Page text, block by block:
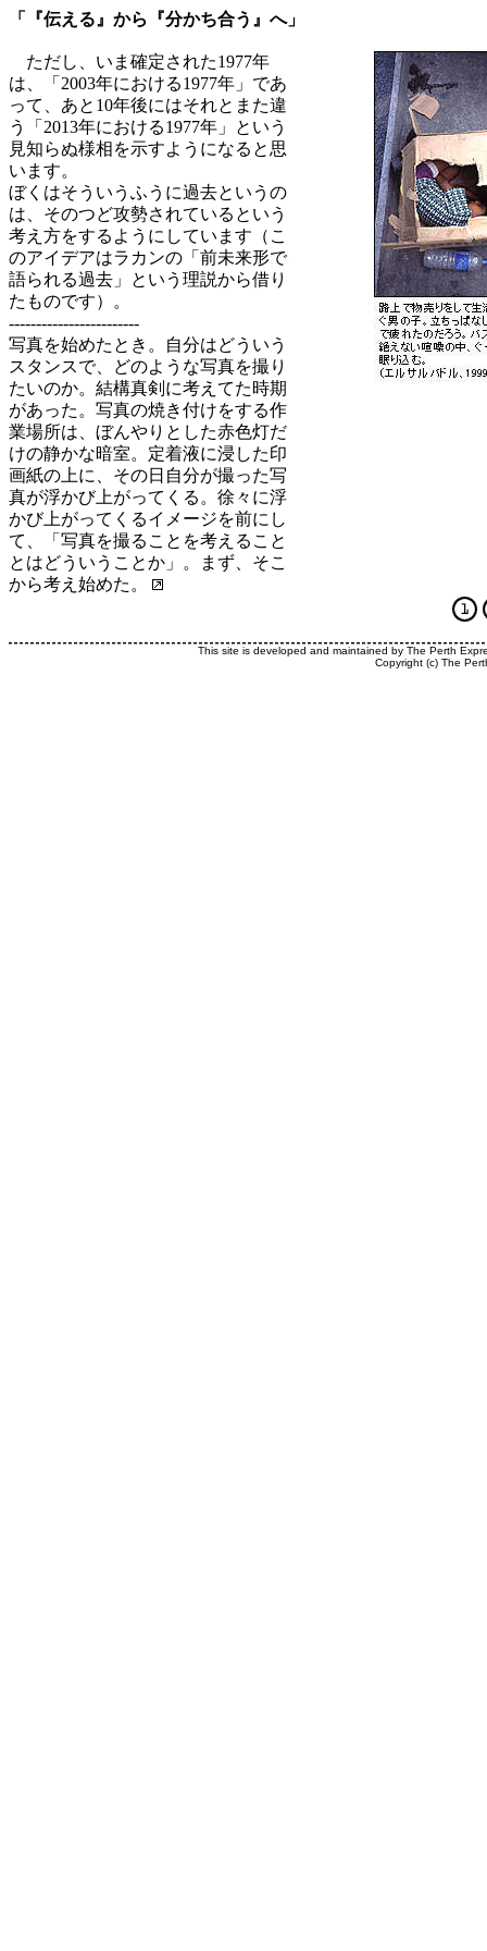
「『伝える』から『分かち合う』へ」
ただし、いま確定された1977年
は、「2003年における1977年」であ
って、あと10年後にはそれとまた違
う「2013年における1977年」という
見知らぬ様相を示すようになると思
います。
ぼくはそういうふうに過去というの
は、そのつど攻勢されているという
考え方をするようにしています（こ
のアイデアはラカンの「前未来形で
語られる過去」という理説から借り
たものです）。
------------------------
写真を始めたとき。自分はどういう
スタンスで、どのような写真を撮り
たいのか。結構真剣に考えてた時期
があった。写真の焼き付けをする作
業場所は、ぼんやりとした赤色灯だ
けの静かな暗室。定着液に浸した印
画紙の上に、その日自分が撮った写
真が浮かび上がってくる。徐々に浮
かび上がってくるイメージを前にし
て、「写真を撮ることを考えること
とはどういうことか」。まず、そこ
から考え始めた。
This site is developed and maintained by The Perth
Copyright (c) The